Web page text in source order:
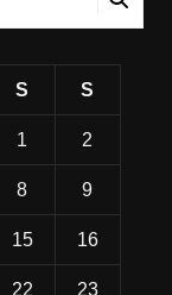
S S
1 2
8 9
15 16
22 23